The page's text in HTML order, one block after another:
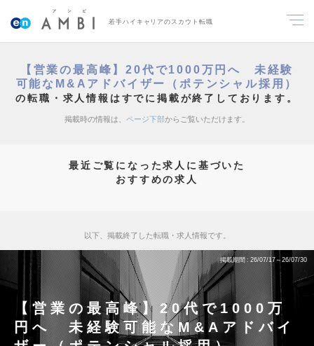
若手ハイキャリアのスカウト転職
【営業の最高峰】20代で1000万円へ 未経験
可能なM&Aアドバイザー（ポテンシャル採用）
の転職・求人情報はすでに掲載が終了しております。
掲載時の情報は、 ページ下部からご覧いただけます。
最近ご覧になった求人に基づいた
おすすめの求人
以下、掲載終了した転職・求人情報です。
掲載期間 26/07/17～26/07/30
【営業の最高峰】20代で1000万
円へ 未経験可能なM&Aアドバイ